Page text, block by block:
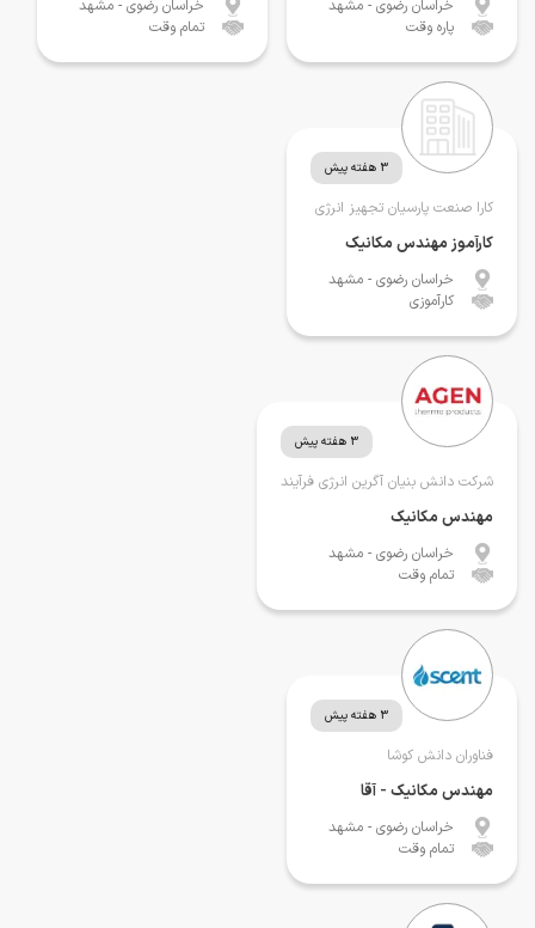
خراسان رضوی - مشهد
پاره وقت
خراسان رضوی - مشهد
تمام وقت
3 هفته پیش
کارا صنعت پارسیان تجهیز انرژی
کارآموز مهندس مکانیک
خراسان رضوی - مشهد
کارآموزی
3 هفته پیش
شرکت دانش بنیان آگرین انرژی فرآیند
مهندس مکانیک
خراسان رضوی - مشهد
تمام وقت
3 هفته پیش
فناوران دانش کوشا
مهندس مکانیک - آقا
خراسان رضوی - مشهد
تمام وقت